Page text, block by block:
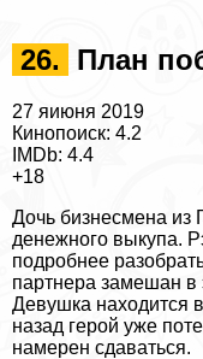
26. План
27 яиюня 2019
Кинопоиск: 4.2
IMDb: 4.4
+18
Дочь бизнесмена из
денежного выкупа.
подробнее
партнера замешан в
Дeвyшка находится
назад герой уже
намерен сдаваться.